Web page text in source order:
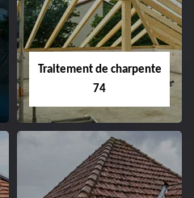
Traitement de charpente
74